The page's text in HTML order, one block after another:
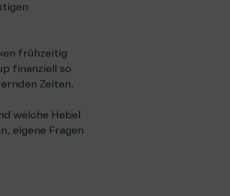
frühzeitig
finanziell so
Zeiten.
welche Hebel
eigene Fragen